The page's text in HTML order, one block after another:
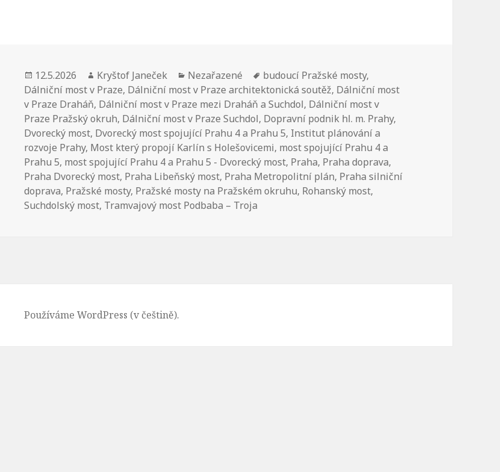
Publikováno:
12.5.2026 Autor:
Kryštof Janeček Rubriky:
Nezařazené Štítky:
budoucí Pražské mosty,
Dálniční most v Praze, Dálniční most v Praze architektonická soutěž, Dálniční most
v Praze Draháň, Dálniční most v Praze mezi Draháň a Suchdol, Dálniční most v
Praze Pražský okruh, Dálniční most v Praze Suchdol, Dopravní podnik hl. m. Prahy,
Dvorecký most, Dvorecký most spojující Prahu 4 a Prahu 5, Institut plánování a
rozvoje Prahy, Most který propojí Karlín s Holešovicemi, most spojující Prahu 4 a
Prahu 5, most spojující Prahu 4 a Prahu 5 - Dvorecký most, Praha, Praha doprava,
Praha Dvorecký most, Praha Libeňský most, Praha Metropolitní plán, Praha silniční
doprava, Pražské mosty, Pražské mosty na Pražském okruhu, Rohanský most,
Suchdolský most, Tramvajový most Podbaba – Troja
Používáme WordPress (v češtině).